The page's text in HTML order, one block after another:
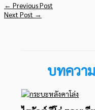
← Previous Post
Next Post →
บทควา